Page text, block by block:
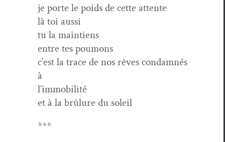
je porte le poids de cette attente
là toi aussi
tu la maintiens
entre tes poumons
c’est la trace de nos rêves con­damnés
à
l’immobilité
et à la brûlure du soleil
***